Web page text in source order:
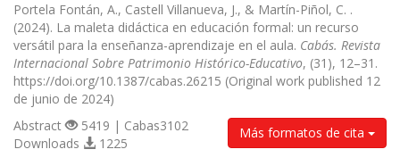
Portela Fontán, A., Castell Villanueva, J., & Martín-Piñol, C. .
(2024). La maleta didáctica en educación formal: un recurso
versátil para la enseñanza-aprendizaje en el aula. Cabás. Revista
Internacional Sobre Patrimonio Histórico-Educativo, (31), 12–31.
https://doi.org/10.1387/cabas.26215 (Original work published 12
de junio de 2024)
Más formatos de cita
Abstract
5419 | Cabas3102
Downloads
1225